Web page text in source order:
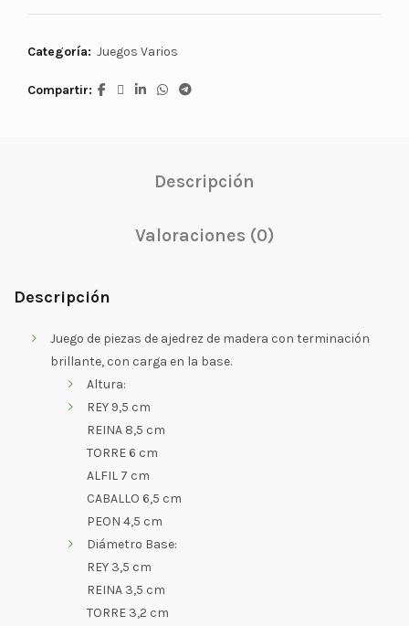
Categoría: Juegos Varios
Compartir
Descripción
Valoraciones (0)
Descripción
Juego de piezas de ajedrez de madera con terminación
brillante, con carga en la base.
Altura:
REY 9,5 cm
REINA 8,5 cm
TORRE 6 cm
ALFIL 7 cm
CABALLO 6,5 cm
PEON 4,5 cm
Diámetro Base:
REY 3,5 cm
REINA 3,5 cm
TORRE 3,2 cm